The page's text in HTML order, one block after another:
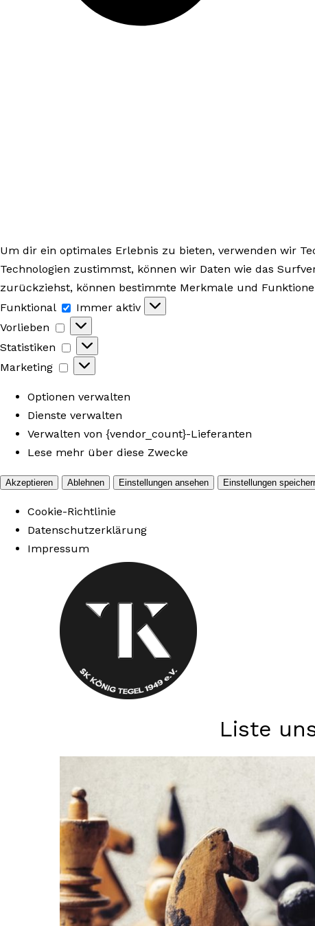
Um dir ein optimales Erlebnis zu bieten, verwenden wir
Technologien zustimmst, können wir Daten wie das
zurückziehst, können bestimmte Merkmale und
Funktional
Funktional
Immer aktiv
Vorlieben
Vorlieben
Statistiken
Statistiken
Marketing
Marketing
Optionen verwalten
Dienste verwalten
Verwalten von {vendor_count}-Lieferanten
Lese mehr über diese Zwecke
Akzeptieren Ablehnen Einstellungen ansehen Einstellungen
Cookie-Richtlinie
Datenschutzerklärung
Impressum
Liste